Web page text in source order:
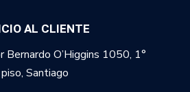
AL CLIENTE
Bernardo O’Higgins 1050, 1°
piso, Santiago